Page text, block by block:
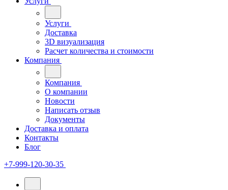
Услуги
Доставка
3D визуализация
Расчет количества и стоимости
Компания
Компания
О компании
Новости
Написать отзыв
Документы
Доставка и оплата
Контакты
Блог
+7-999-120-30-35